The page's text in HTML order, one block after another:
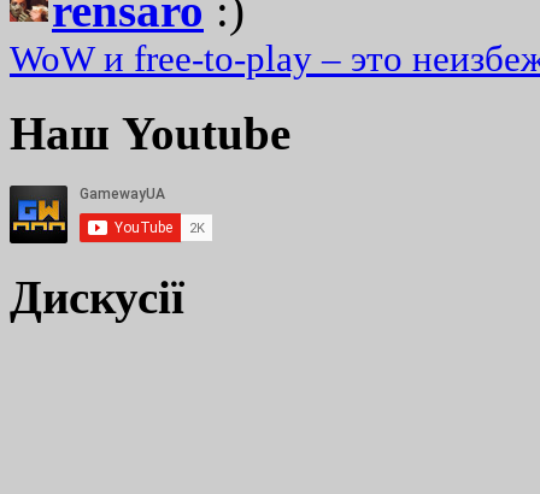
WoW и free-to-play – это
Наш Youtube
Дискусії